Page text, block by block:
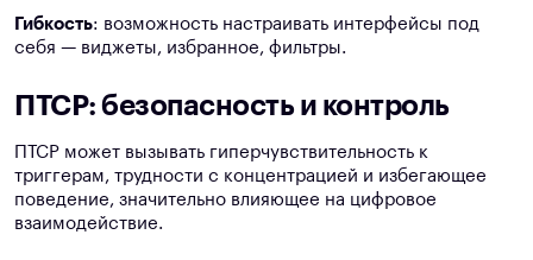
Гибкость: возможность настраивать интерфейсы под
себя — виджеты, избранное, фильтры.
ПТСР: безопасность и контроль
ПТСР может вызывать гиперчувствительность к
триггерам, трудности с концентрацией и избегающее
поведение, значительно влияющее на цифровое
взаимодействие.